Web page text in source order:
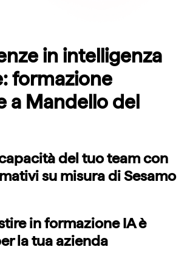
in intelligenza
formazione
a Mandello del
del tuo team con
su misura di Sesamo
in formazione IA è
la tua azienda